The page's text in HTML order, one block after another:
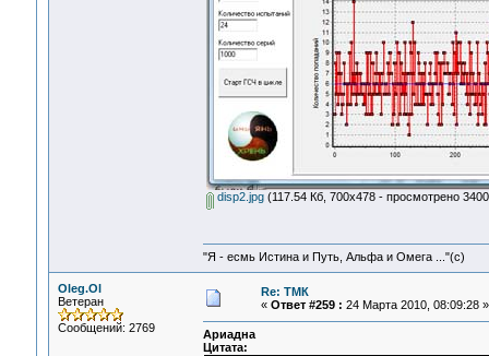
disp2.jpg(117.54 Кб, 700x478 - просмотрено
"Я - есмь Истина и Путь, Альфа и Омега ..."(с)
Oleg.Ol
Ветеран
Сообщений: 2769
Re: ТМК
« Ответ #259 : 24 Марта 2010, 08:09:28 »
Ариадна
Цитата: